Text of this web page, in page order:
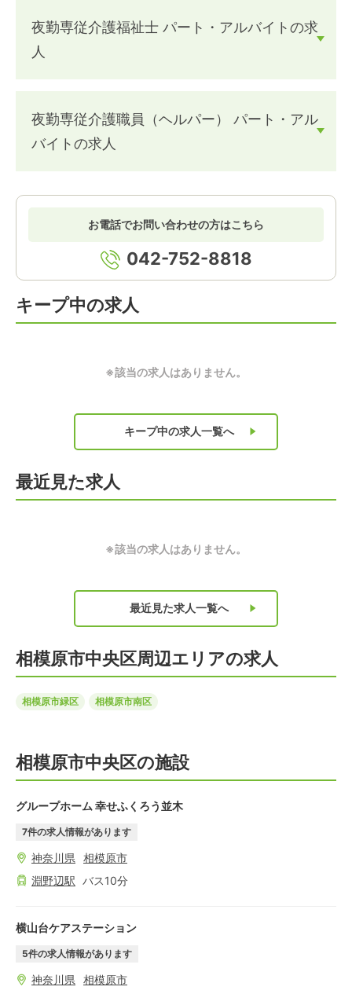
夜勤専従介護福祉士 パート・アルバイトの求
人
夜勤専従介護職員（ヘルパー） パート・アル
バイトの求人
お電話でお問い合わせの方はこちら
042-752-8818
キープ中の求人
※該当の求人はありません。
キープ中の求人一覧へ
最近見た求人
※該当の求人はありません。
最近見た求人一覧へ
相模原市中央区周辺エリアの求人
相模原市緑区 相模原市南区
相模原市中央区の施設
グループホーム 幸せふくろう並木
7件の求人情報があります
神奈川県
相模原市
淵野辺駅 バス10分
横山台ケアステーション
5件の求人情報があります
神奈川県 相模原市